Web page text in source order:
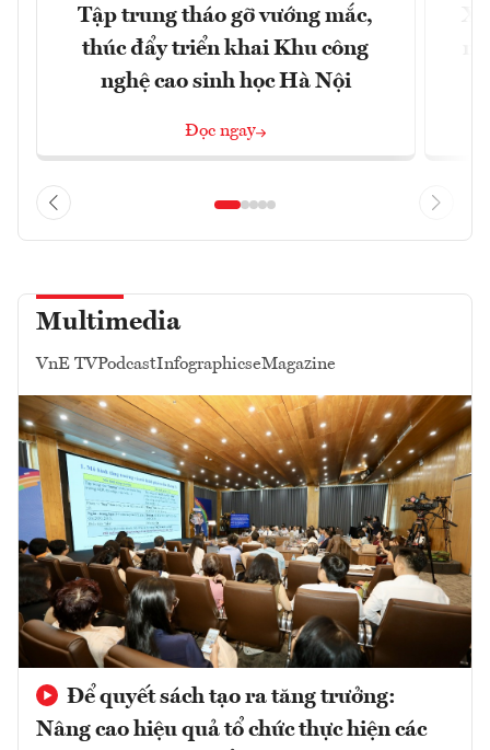
Tập trung tháo gỡ vướng mắc,
thúc đẩy triển khai Khu công
nghệ cao sinh học Hà Nội
Đọc ngay
Multimedia
VnE TVPodcastInfographicseMagazine
Để quyết sách tạo ra tăng trưởng:
Nâng cao hiệu quả tổ chức thực hiện các